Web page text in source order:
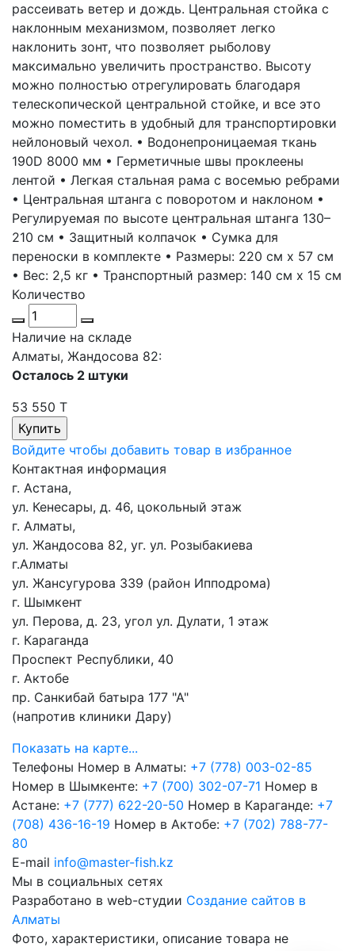
рассеивать ветер и дождь. Центральная стойка с
наклонным механизмом, позволяет легко
наклонить зонт, что позволяет рыболову
максимально увеличить пространство. Высоту
можно полностью отрегулировать благодаря
телескопической центральной стойке, и все это
можно поместить в удобный для транспортировки
нейлоновый чехол. • Водонепроницаемая ткань
190D 8000 мм • Герметичные швы проклеены
лентой • Легкая стальная рама с восемью ребрами
• Центральная штанга с поворотом и наклоном •
Регулируемая по высоте центральная штанга 130–
210 см • Защитный колпачок • Сумка для
переноски в комплекте • Размеры: 220 см x 57 см
• Вес: 2,5 кг • Транспортный размер: 140 см x 15 см
Количество
Наличие на складе
Алматы, Жандосова 82:
Осталось 2 штуки
53 550 T
Войдите чтобы добавить товар в избранное
Контактная информация
г. Астана,
ул. Кенесары, д. 46, цокольный этаж
г. Алматы,
ул. Жандосова 82, уг. ул. Розыбакиева
г.Алматы
ул. Жансугурова 339 (район Ипподрома)
г. Шымкент
ул. Перова, д. 23, угол ул. Дулати, 1 этаж
г. Караганда
Проспект Республики, 40
г. Актобе
пр. Санкибай батыра 177 "А"
(напротив клиники Дару)
Показать на карте...
Телефоны Номер в Алматы: +7 (778) 003-02-85
Номер в Шымкенте: +7 (700) 302-07-71 Номер в
Астане: +7 (777) 622-20-50 Номер в Караганде: +7
(708) 436-16-19 Номер в Актобе: +7 (702) 788-77-
80
E-mail info@master-fish.kz
Мы в социальных сетях
Разработано в web-студии Создание сайтов в
Алматы
Фото, характеристики, описание товара не